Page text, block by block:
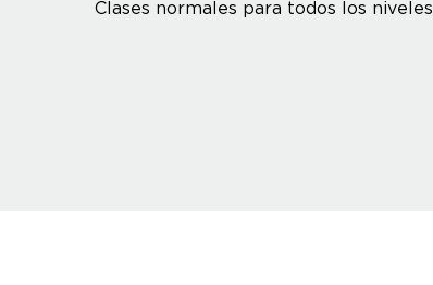
Clases normales para todos los niveles